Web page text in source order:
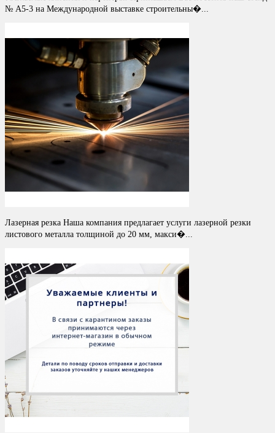
№ A5-3 на Международной выставке строительны�...
Лазерная резка Наша компания предлагает услуги лазерной резки
листового металла толщиной до 20 мм, макси�...